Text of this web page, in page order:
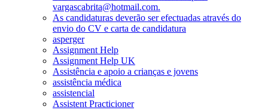
vargascabrita@hotmail.com.
As candidaturas deverão ser efectuadas através do
envio do CV e carta de candidatura
asperger
Assignment Help
Assignment Help UK
Assistência e apoio a crianças e jovens
assistência médica
assistencial
Assistent Practicioner